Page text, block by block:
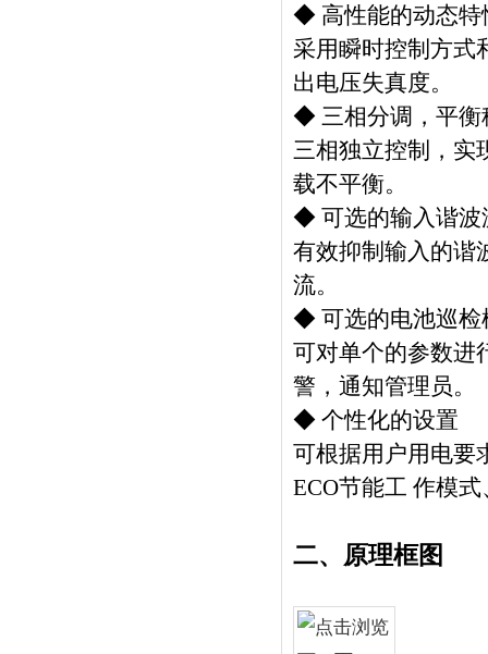
◆ 高性能的动态特
采用瞬时控制方式
出电压失真度。
◆ 三相分调，平衡
三相独立控制，实
载不平衡。
◆ 可选的输入谐波
有效抑制输入的谐
流。
◆ 可选的电池巡检
可对单个的参数进
警，通知管理员。
◆ 个性化的设置
可根据用户用电要
ECO节能工 作模
二、原理框图